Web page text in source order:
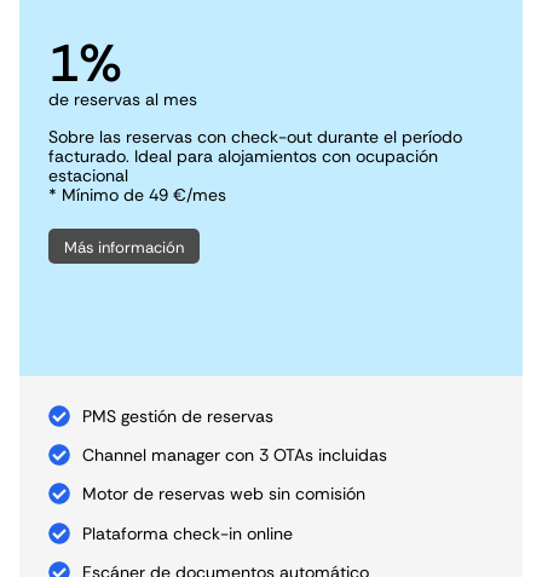
1%
de reservas al mes
Sobre las reservas con check-out durante el período
facturado. Ideal para alojamientos con ocupación
estacional
* Mínimo de 49 €/mes
Más información
PMS gestión de reservas
Channel manager con 3 OTAs incluidas
Motor de reservas web sin comisión
Plataforma check-in online
Escáner de documentos automático